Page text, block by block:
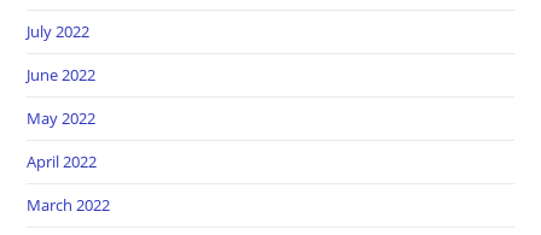
July 2022
June 2022
May 2022
April 2022
March 2022